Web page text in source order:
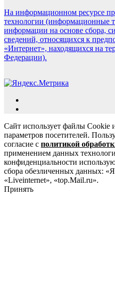
На информационном ресурсе
технологии (информационные
информации на основе сбора,
сведений, относящихся к
«Интернет», находящихся на
Федерации).
Сайт использует файлы Cookie
параметров посетителей.
согласие с политикой
применением данных
конфиденциальности
сбора обезличенных данных:
«Liveinternet», «top.Mail.ru».
Принять